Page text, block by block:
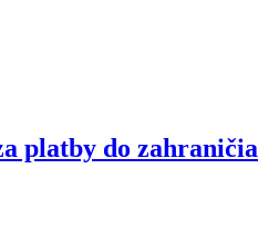
platby do zahraničia